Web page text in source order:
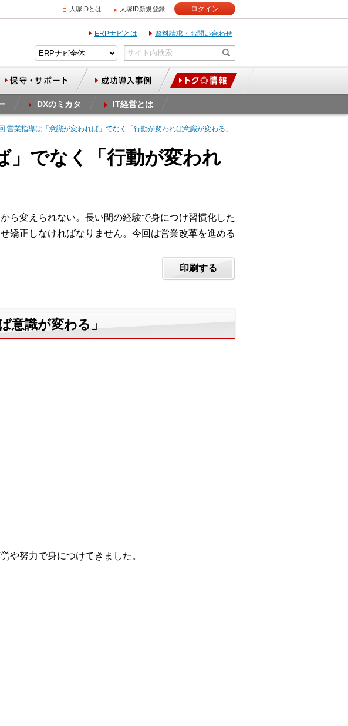
大塚IDとは 大塚ID新規登録 ログイン
ERPナビとは 資料請求・お問い合わせ
DXのミカタ IT経営とは
営業指導は「意識が変われば」でなく「行動が変われば意識が変わる」
」でなく「行動が変われ
変えられない。長い間の経験で身につけ習慣化した
矯正しなければなりません。今回は営業改革を進める
印刷する
意識が変わる」
や努力で身につけてきました。